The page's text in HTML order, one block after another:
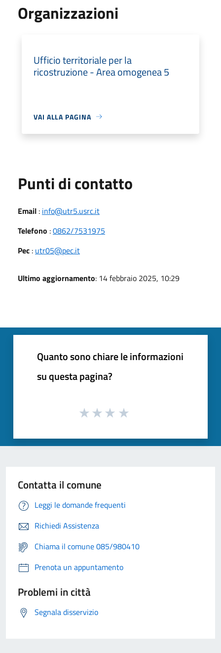
Organizzazioni
Ufficio territoriale per la
ricostruzione - Area omogenea 5
VAI ALLA PAGINA
Punti di contatto
Email : info@utr5.usrc.it
Telefono :0862/7531975
Pec : utr05@pec.it
Ultimo aggiornamento: 14 febbraio 2025, 10:29
Quanto sono chiare le informazioni
su questa pagina?
Contatta il comune
Leggi le domande frequenti
Richiedi Assistenza
Chiama il comune 085/980410
Prenota un appuntamento
Problemi in città
Segnala disservizio